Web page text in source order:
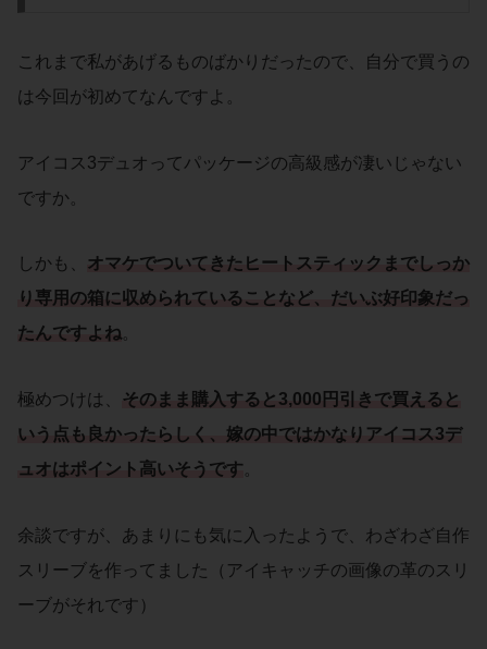
これまで私があげるものばかりだったので、自分で買うの
は今回が初めてなんですよ。
アイコス3デュオってパッケージの高級感が凄いじゃない
ですか。
しかも、 オマケでついてきたヒートスティックまでしっか
り専用の箱に収められていることなど、だいぶ好印象だっ
たんですよね
極めつけは、 そのまま購入すると3,000円引きで買えると
いう点も良かったらしく、嫁の中ではかなりアイコス3デ
ュオはポイント高いそうです
余談ですが、あまりにも気に入ったようで、わざわざ自作
スリーブを作ってました（アイキャッチの画像の革のスリ
ーブがそれです）